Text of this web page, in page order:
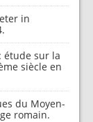
in
étude sur la
siècle en
du Moyen-
romain.